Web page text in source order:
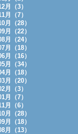
月（3）
月（7）
月（28）
月（22）
月（24）
月（18）
月（16）
月（34）
月（18）
月（20）
月（3）
月（7）
月（6）
月（28）
月（18）
月（13）